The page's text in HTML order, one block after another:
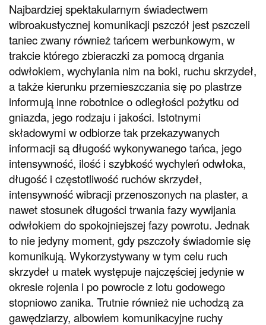
Najbardziej spektakularnym świadectwem
wibroakustycznej komunikacji pszczół jest pszczeli
taniec zwany również tańcem werbunkowym, w
trakcie którego zbieraczki za pomocą drgania
odwłokiem, wychylania nim na boki, ruchu skrzydeł,
a także kierunku przemieszczania się po plastrze
informują inne robotnice o odległości pożytku od
gniazda, jego rodzaju i jakości. Istotnymi
składowymi w odbiorze tak przekazywanych
informacji są długość wykonywanego tańca, jego
intensywność, ilość i szybkość wychyleń odwłoka,
długość i częstotliwość ruchów skrzydeł,
intensywność wibracji przenoszonych na plaster, a
nawet stosunek długości trwania fazy wywijania
odwłokiem do spokojniejszej fazy powrotu. Jednak
to nie jedyny moment, gdy pszczoły świadomie się
komunikują. Wykorzystywany w tym celu ruch
skrzydeł u matek występuje najczęściej jedynie w
okresie rojenia i po powrocie z lotu godowego
stopniowo zanika. Trutnie również nie uchodzą za
gawędziarzy, albowiem komunikacyjne ruchy